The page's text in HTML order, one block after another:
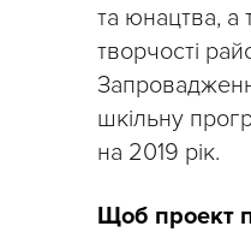
та юнацтва, а
творчості
шкільну
на 2019 рік.
Щоб проект